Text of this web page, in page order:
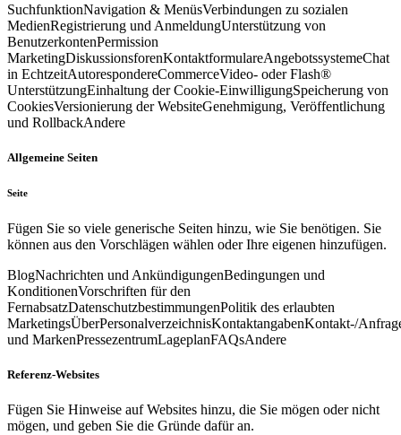
SuchfunktionNavigation & MenüsVerbindungen zu sozialen
MedienRegistrierung und AnmeldungUnterstützung von
BenutzerkontenPermission
MarketingDiskussionsforenKontaktformulareAngebotssystemeChat
in EchtzeitAutorespondereCommerceVideo- oder Flash®
UnterstützungEinhaltung der Cookie-EinwilligungSpeicherung von
CookiesVersionierung der WebsiteGenehmigung, Veröffentlichung
und RollbackAndere
Allgemeine Seiten
Seite
Fügen Sie so viele generische Seiten hinzu, wie Sie benötigen. Sie
können aus den Vorschlägen wählen oder Ihre eigenen hinzufügen.
BlogNachrichten und AnkündigungenBedingungen und
KonditionenVorschriften für den
FernabsatzDatenschutzbestimmungenPolitik des erlaubten
MarketingsÜberPersonalverzeichnisKontaktangabenKontakt-/
und MarkenPressezentrumLageplanFAQsAndere
Referenz-Websites
Fügen Sie Hinweise auf Websites hinzu, die Sie mögen oder nicht
mögen, und geben Sie die Gründe dafür an.